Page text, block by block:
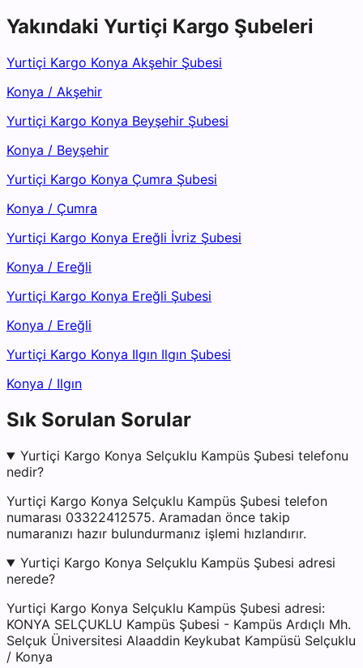
Yakındaki Yurtiçi Kargo Şubeleri
Yurtiçi Kargo Konya Akşehir Şubesi
Konya / Akşehir
Yurtiçi Kargo Konya Beyşehir Şubesi
Konya / Beyşehir
Yurtiçi Kargo Konya Çumra Şubesi
Konya / Çumra
Yurtiçi Kargo Konya Ereğli İvriz Şubesi
Konya / Ereğli
Yurtiçi Kargo Konya Ereğli Şubesi
Konya / Ereğli
Yurtiçi Kargo Konya Ilgın Ilgın Şubesi
Konya / Ilgın
Sık Sorulan Sorular
Yurtiçi Kargo Konya Selçuklu Kampüs Şubesi telefonu
nedir?
Yurtiçi Kargo Konya Selçuklu Kampüs Şubesi telefon
numarası 03322412575. Aramadan önce takip
numaranızı hazır bulundurmanız işlemi hızlandırır.
Yurtiçi Kargo Konya Selçuklu Kampüs Şubesi adresi
nerede?
Yurtiçi Kargo Konya Selçuklu Kampüs Şubesi adresi:
KONYA SELÇUKLU Kampüs Şubesi - Kampüs Ardıçlı Mh.
Selçuk Üniversitesi Alaaddin Keykubat Kampüsü Selçuklu
/ Konya